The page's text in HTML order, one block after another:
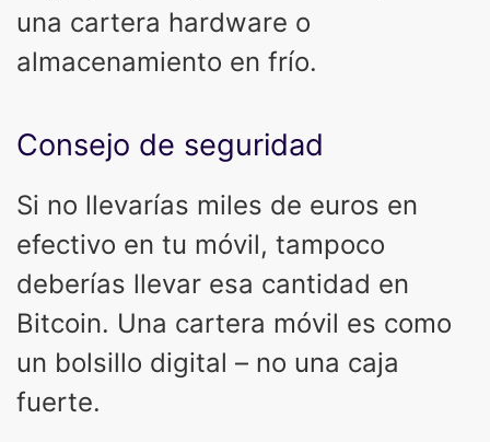
una cartera hardware o
almacenamiento en frío.
Consejo de seguridad
Si no llevarías miles de euros en
efectivo en tu móvil, tampoco
deberías llevar esa cantidad en
Bitcoin. Una cartera móvil es como
un bolsillo digital – no una caja
fuerte.